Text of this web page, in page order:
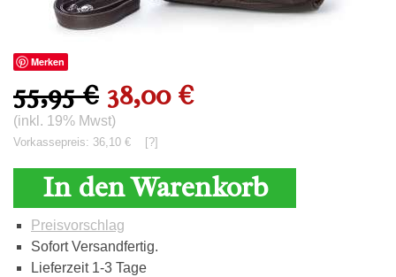
Merken
55,95 € 38,00 €
(inkl. 19% Mwst)
Vorkassepreis: 36,10 € [?]
In den Warenkorb
Preisvorschlag
Sofort Versandfertig.
Lieferzeit 1-3 Tage